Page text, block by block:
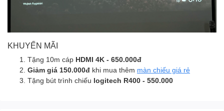
KHUYẾN MÃI
Tặng 10m cáp HDMI 4K - 650.000đ
Giảm giá 150.000đ khi mua thêm màn chiếu giá rẻ
Tặng bút trình chiếu logitech R400 - 550.000